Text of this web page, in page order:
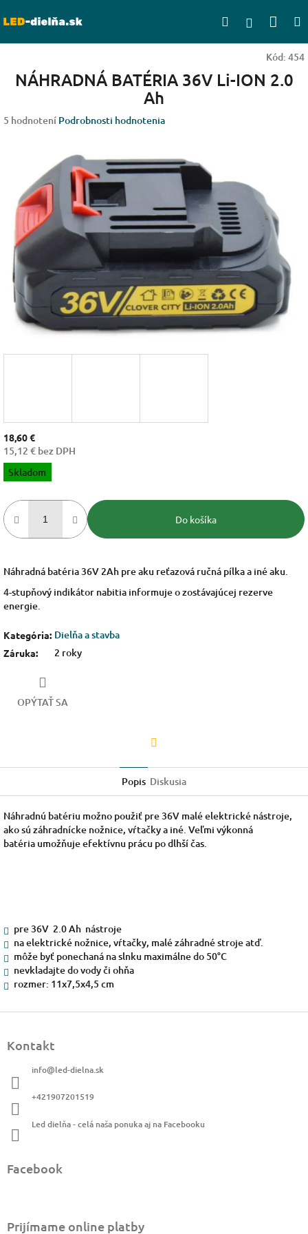
na
Hľadať
Kód: 454
NÁHRADNÁ BATÉRIA 36V Li-ION 2.0
Ah
Priemerné
hviezdičiek.
5 hodnotení Podrobnosti hodnotenia
18,60 €
15,12 € bez DPH
Jednotková
cena:
Skladom
Do košíka
Náhradná batéria 36V 2Ah pre aku reťazová ručná pílka a iné aku.
4-stupňový indikátor nabitia informuje o zostávajúcej rezerve
energie.
Kategória: Dielňa a stavba
Záruka: 2 roky
OPÝTAŤ SA
Popis Diskusia
Náhradnú batériu možno použiť pre 36V malé elektrické nástroje,
ako sú záhradnícke nožnice, vŕtačky a iné. Veľmi výkonná
batéria umožňuje efektívnu prácu po dlhší čas.
pre 36V 2.0 Ah nástroje
na elektrické nožnice, vŕtačky, malé záhradné stroje atď.
môže byť ponechaná na slnku maximálne do 50°C
nevkladajte do vody či ohňa
rozmer: 11x7,5x4,5 cm
Kontakt
info@led-dielna.sk
+421907201519
Led dielňa - celá naša ponuka aj na Facebooku
Facebook
Prijímame online platby